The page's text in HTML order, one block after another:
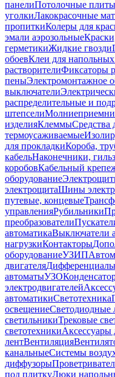
панелиПотолочные плиты
уголкиЛакокрасочные
пропиткиКолеры для
эмали аэрозольные
герметикиЖидкие гвозди
обоевКлеи для
растворителиФиксаторы
пеныЭлектромонтажное
выключатели
распределительные и
штепсели
изделияКлеммыСредства
термоусаживаемые
для прокладкиКороба,
кабельНаконечники,
коробовКабельный
оборудование
электрощитаШины
путевые, концевые
управленияРубильники
преобразователи
автоматикаВыключатели
нагрузкиКонтакторы
оборудованиеУЗИП
двигателя
автоматыУЗО
электродвигателей
автоматикиСветотехника
освещениеСветодиодные
светильникиТрековые
светотехникиАксессуары
лентВентиляция
канальныеСистемы
диффузоры
под плиткуЛюки